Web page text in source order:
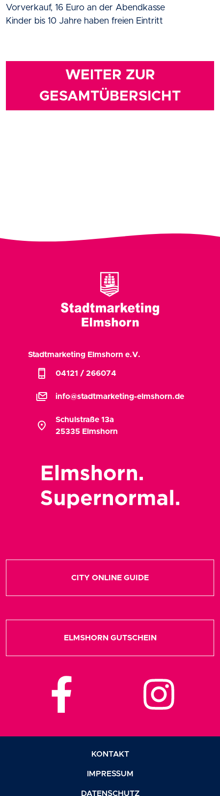
Vorverkauf, 16 Euro an der Abendkasse
Kinder bis 10 Jahre haben freien Eintritt
WEITER ZUR
GESAMTÜBERSICHT
Stadtmarketing Elmshorn e.V.
phone_iphone 04121 / 266074
stacked_email info@stadtmarketing-elmshorn.de
location_on
Schulstraße 13a
25335 Elmshorn
CITY ONLINE GUIDE
ELMSHORN GUTSCHEIN
KONTAKT
IMPRESSUM
DATENSCHUTZ